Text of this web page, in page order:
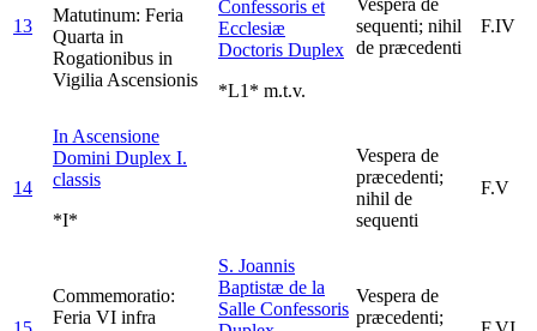
13
Matutinum: Feria
Quarta in
Rogationibus in
Vigilia Ascensionis
Confessoris et
Ecclesiæ
Doctoris Duplex
*L1* m.t.v.
Vespera de
sequenti; nihil
de præcedenti
F.IV
14
In Ascensione
Domini Duplex I.
classis
*I*
Vespera de
præcedenti;
nihil de
sequenti
F.V
Commemoratio:
Feria VI infra
S. Joannis
Baptistæ de la
Salle Confessoris
Vespera de
præcedenti;